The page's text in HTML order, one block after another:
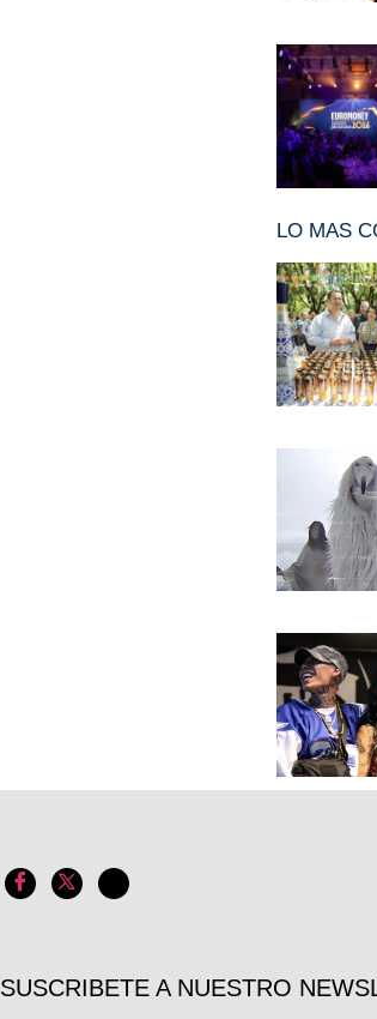
LO MAS
SUSCRIBETE A NUESTRO